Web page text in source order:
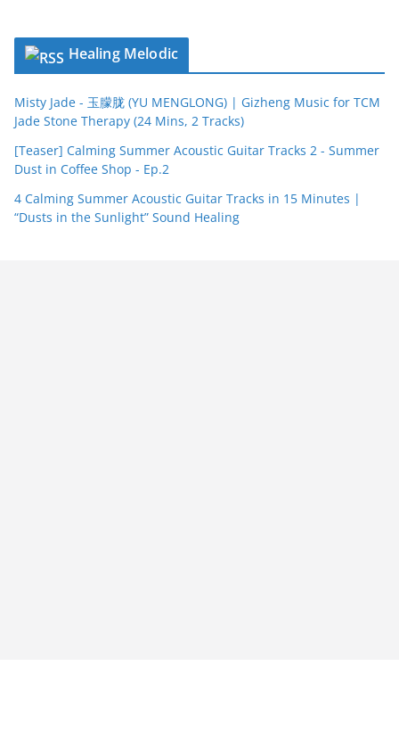
Healing Melodic
Misty Jade - 玉朦胧 (YU MENGLONG) | Gizheng Music for TCM
Jade Stone Therapy (24 Mins, 2 Tracks)
[Teaser] Calming Summer Acoustic Guitar Tracks 2 - Summer
Dust in Coffee Shop - Ep.2
4 Calming Summer Acoustic Guitar Tracks in 15 Minutes |
“Dusts in the Sunlight” Sound Healing